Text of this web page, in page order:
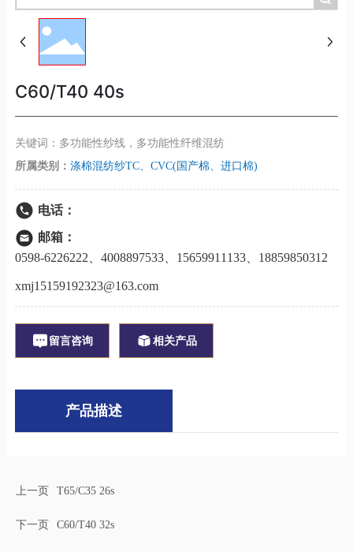
C60/T40 40s
关键词：多功能性纱线，多功能性纤维混纺
所属类别： 涤棉混纺纱TC、CVC(国产棉、进口棉)
电话：
邮箱：
0598-6226222
4008897533、 15659911133、 18859850312
xmj15159192323@163.com
留言咨询 相关产品
产品描述
上一页 T65/C35 26s
下一页 C60/T40 32s